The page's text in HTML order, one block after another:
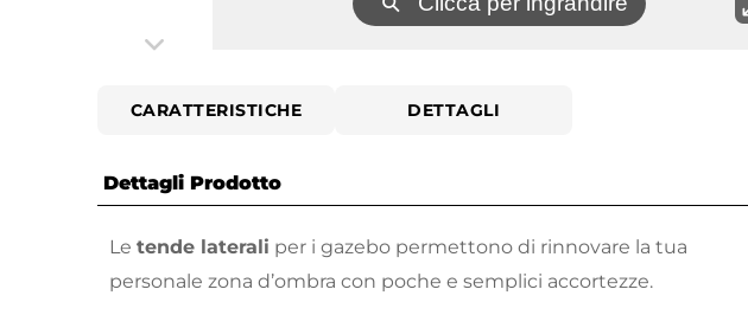
CARATTERISTICHE DETTAGLI
Dettagli Prodotto
Le tende laterali per i gazebo permettono di rinnovare la tua
personale zona d’ombra con poche e semplici accortezze.